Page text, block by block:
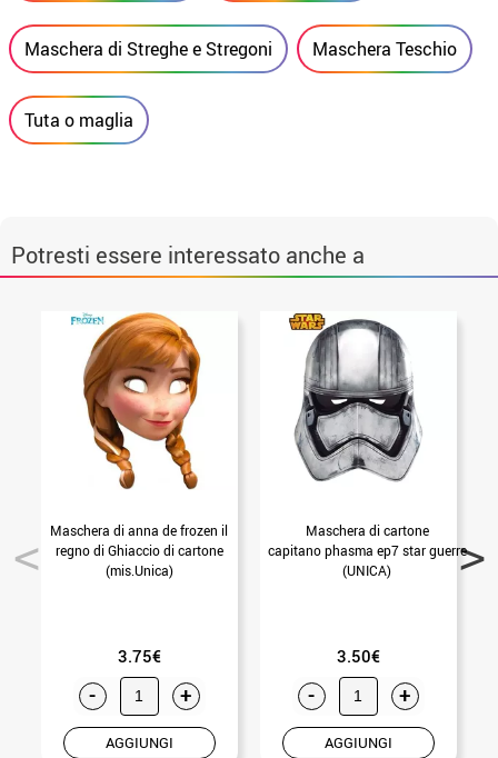
Maschera di Streghe e Stregoni Maschera Teschio
Tuta o maglia
Potresti essere interessato anche a
Maschera di anna de frozen il
regno di Ghiaccio di cartone
(mis.Unica)
3.75€
- +
AGGIUNGI
Maschera di cartone
capitano phasma ep7 star guerre
(UNICA)
3.50€
- +
AGGIUNGI